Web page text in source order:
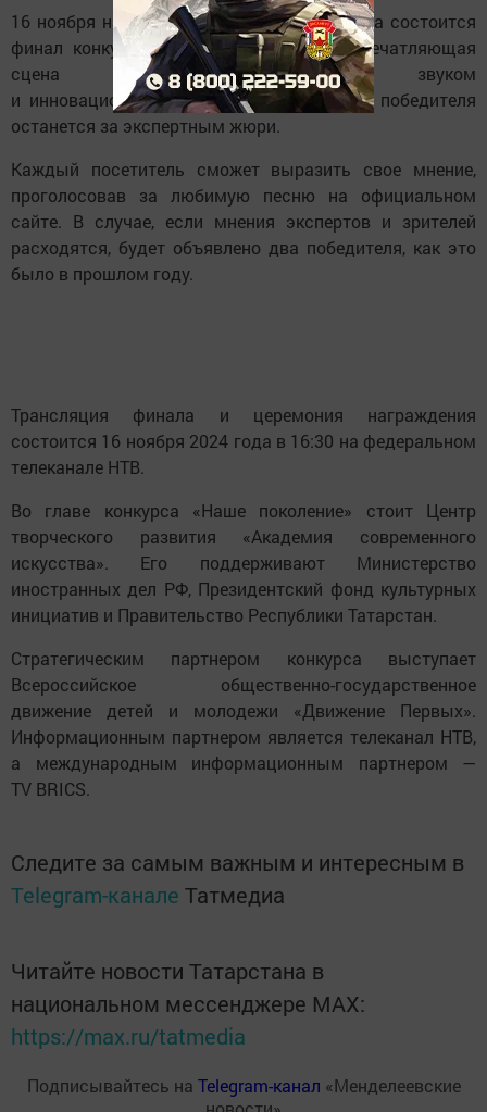
16 ноября на территории Академии тенниса состоится
финал конкурса, где будет возведена впечатляющая
сцена с высококачественным звуком
и инновационным оборудованием. Выбор победителя
останется за экспертным жюри.
Каждый посетитель сможет выразить свое мнение,
проголосовав за любимую песню на официальном
сайте. В случае, если мнения экспертов и зрителей
расходятся, будет объявлено два победителя, как это
было в прошлом году.
Трансляция финала и церемония награждения
состоится 16 ноября 2024 года в 16:30 на федеральном
телеканале НТВ.
Во главе конкурса «Наше поколение» стоит Центр
творческого развития «Академия современного
искусства». Его поддерживают Министерство
иностранных дел РФ, Президентский фонд культурных
инициатив и Правительство Республики Татарстан.
Стратегическим партнером конкурса выступает
Всероссийское общественно-государственное
движение детей и молодежи «Движение Первых».
Информационным партнером является телеканал НТВ,
а международным информационным партнером —
TV BRICS.
Следите за самым важным и интересным в
Telegram-канале Татмедиа
Читайте новости Татарстана в
национальном мессенджере MАХ:
https://max.ru/tatmedia
Подписывайтесь на Telegram-канал «Менделеевские